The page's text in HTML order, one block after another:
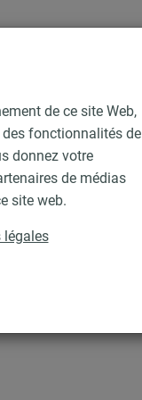
de ce site Web,
fonctionnalités de
donnez votre
de médias
site web.
légales
MPT, type F et FG